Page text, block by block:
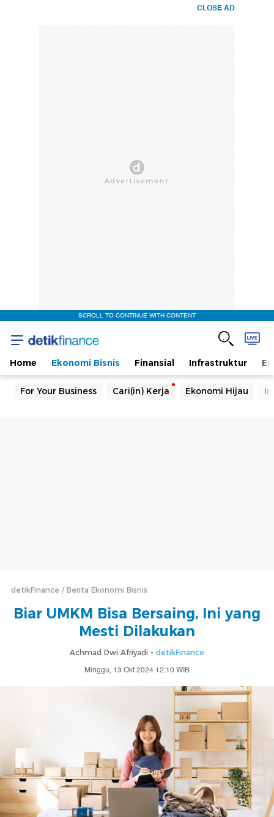
CLOSE AD
SCROLL TO CONTINUE WITH CONTENT
Home Ekonomi Bisnis Finansial Infrastruktur
For Your Business Cari(in) Kerja Ekonomi Hijau
detikFinance Berita Ekonomi Bisnis
Biar UMKM Bisa Bersaing, Ini yang
Mesti Dilakukan
Achmad Dwi Afriyadi - detikFinance
Minggu, 13 Okt 2024 12:10 WIB